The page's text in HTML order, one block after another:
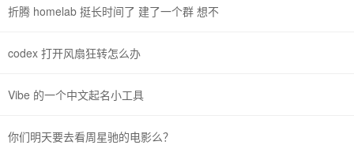
折腾 homelab 挺长时间了 建了一个群 想不
codex 打开风扇狂转怎么办
Vibe 的一个中文起名小工具
你们明天要去看周星驰的电影么？